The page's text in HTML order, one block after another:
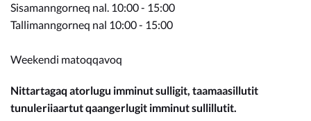
Sisamanngorneq nal. 10:00 - 15:00
Tallimanngorneq nal 10:00 - 15:00
Weekendi matoqqavoq
Nittartagaq atorlugu imminut sulligit, taamaasillutit
tunuleriiaartut qaangerlugit imminut sullillutit.